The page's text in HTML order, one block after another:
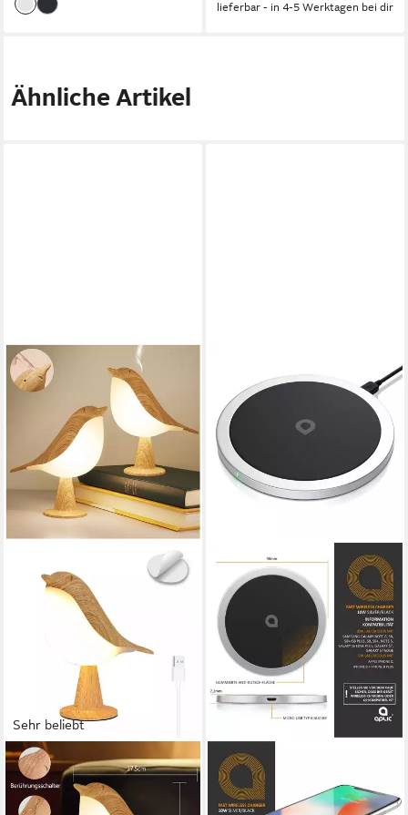
lieferbar - in 4-5 Werktagen bei dir
Ähnliche Artikel
Sehr beliebt
JIBENHOME
LED Nachttischlampe Kabellos
Touch Tischlampe, Dimmbar,
APLIC
Schnelles Kabelloses Ladepad,
Fast Wireless Charger, Qi-